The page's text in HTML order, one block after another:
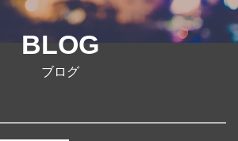
BLOG
ブログ